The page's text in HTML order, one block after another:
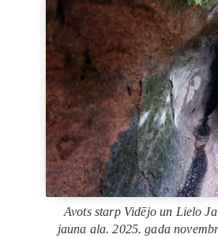
Avots starp Vidējo un Lielo
jauna ala. 2025. gada